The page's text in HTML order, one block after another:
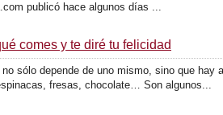
publicó hace algunos días ...
comes y te diré tu felicidad
sólo depende de uno mismo, sino que hay
fresas, chocolate… Son algunos...